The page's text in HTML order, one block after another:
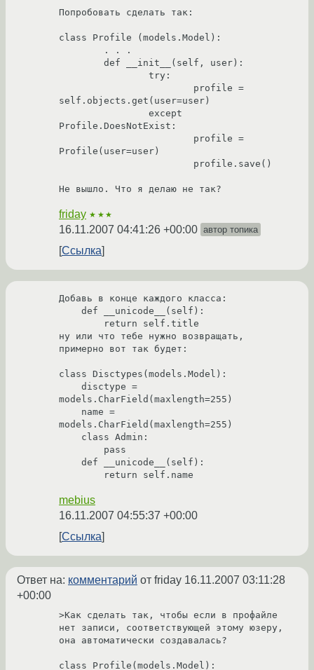
Попробовать сделать так:
class Profile (models.Model):
self.objects.get(user=user)
Profile.DoesNotExist:
Profile(user=user)
Не вышло. Что я делаю не так?
friday ★★★
16.11.2007 04:41:26 +00:00 автор топика
Ссылка
Добавь в конце каждого класса:
ну или что тебе нужно возвращать,
примерно вот так будет:
class Disctypes(models.Model):
models.CharField(maxlength=255)
models.CharField(maxlength=255)
        return self.name
mebius
16.11.2007 04:55:37 +00:00
Ссылка
Ответ на: комментарий от friday 16.11.2007 03:11:28
+00:00
>Как сделать так, чтобы если в профайле
нет записи, соответствующей этому юзеру,
она автоматически создавалась?
class Profile(models.Model):